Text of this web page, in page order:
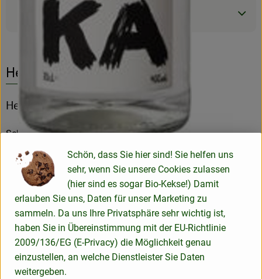
Produktdatenblatt
Herkunft
Hersteller: Dschinn
Schweiz
Dschinn GmbH & Co. KG
D 78359 Orsingen
Der Claim Bio|Schnaps|Kultur ist dabei Anspruch und
Bekenntnis zugleich. Seit 2004 ist „Dschinn“ der lange Arm
Schön, dass Sie hier sind! Sie helfen uns
sehr, wenn Sie unsere Cookies zulassen
(hier sind es sogar Bio-Kekse!) Damit
erlauben Sie uns, Daten für unser Marketing zu
sammeln. Da uns Ihre Privatsphäre sehr wichtig ist,
haben Sie in Übereinstimmung mit der EU-Richtlinie
2009/136/EG (E-Privacy) die Möglichkeit genau
einzustellen, an welche Dienstleister Sie Daten
weitergeben.